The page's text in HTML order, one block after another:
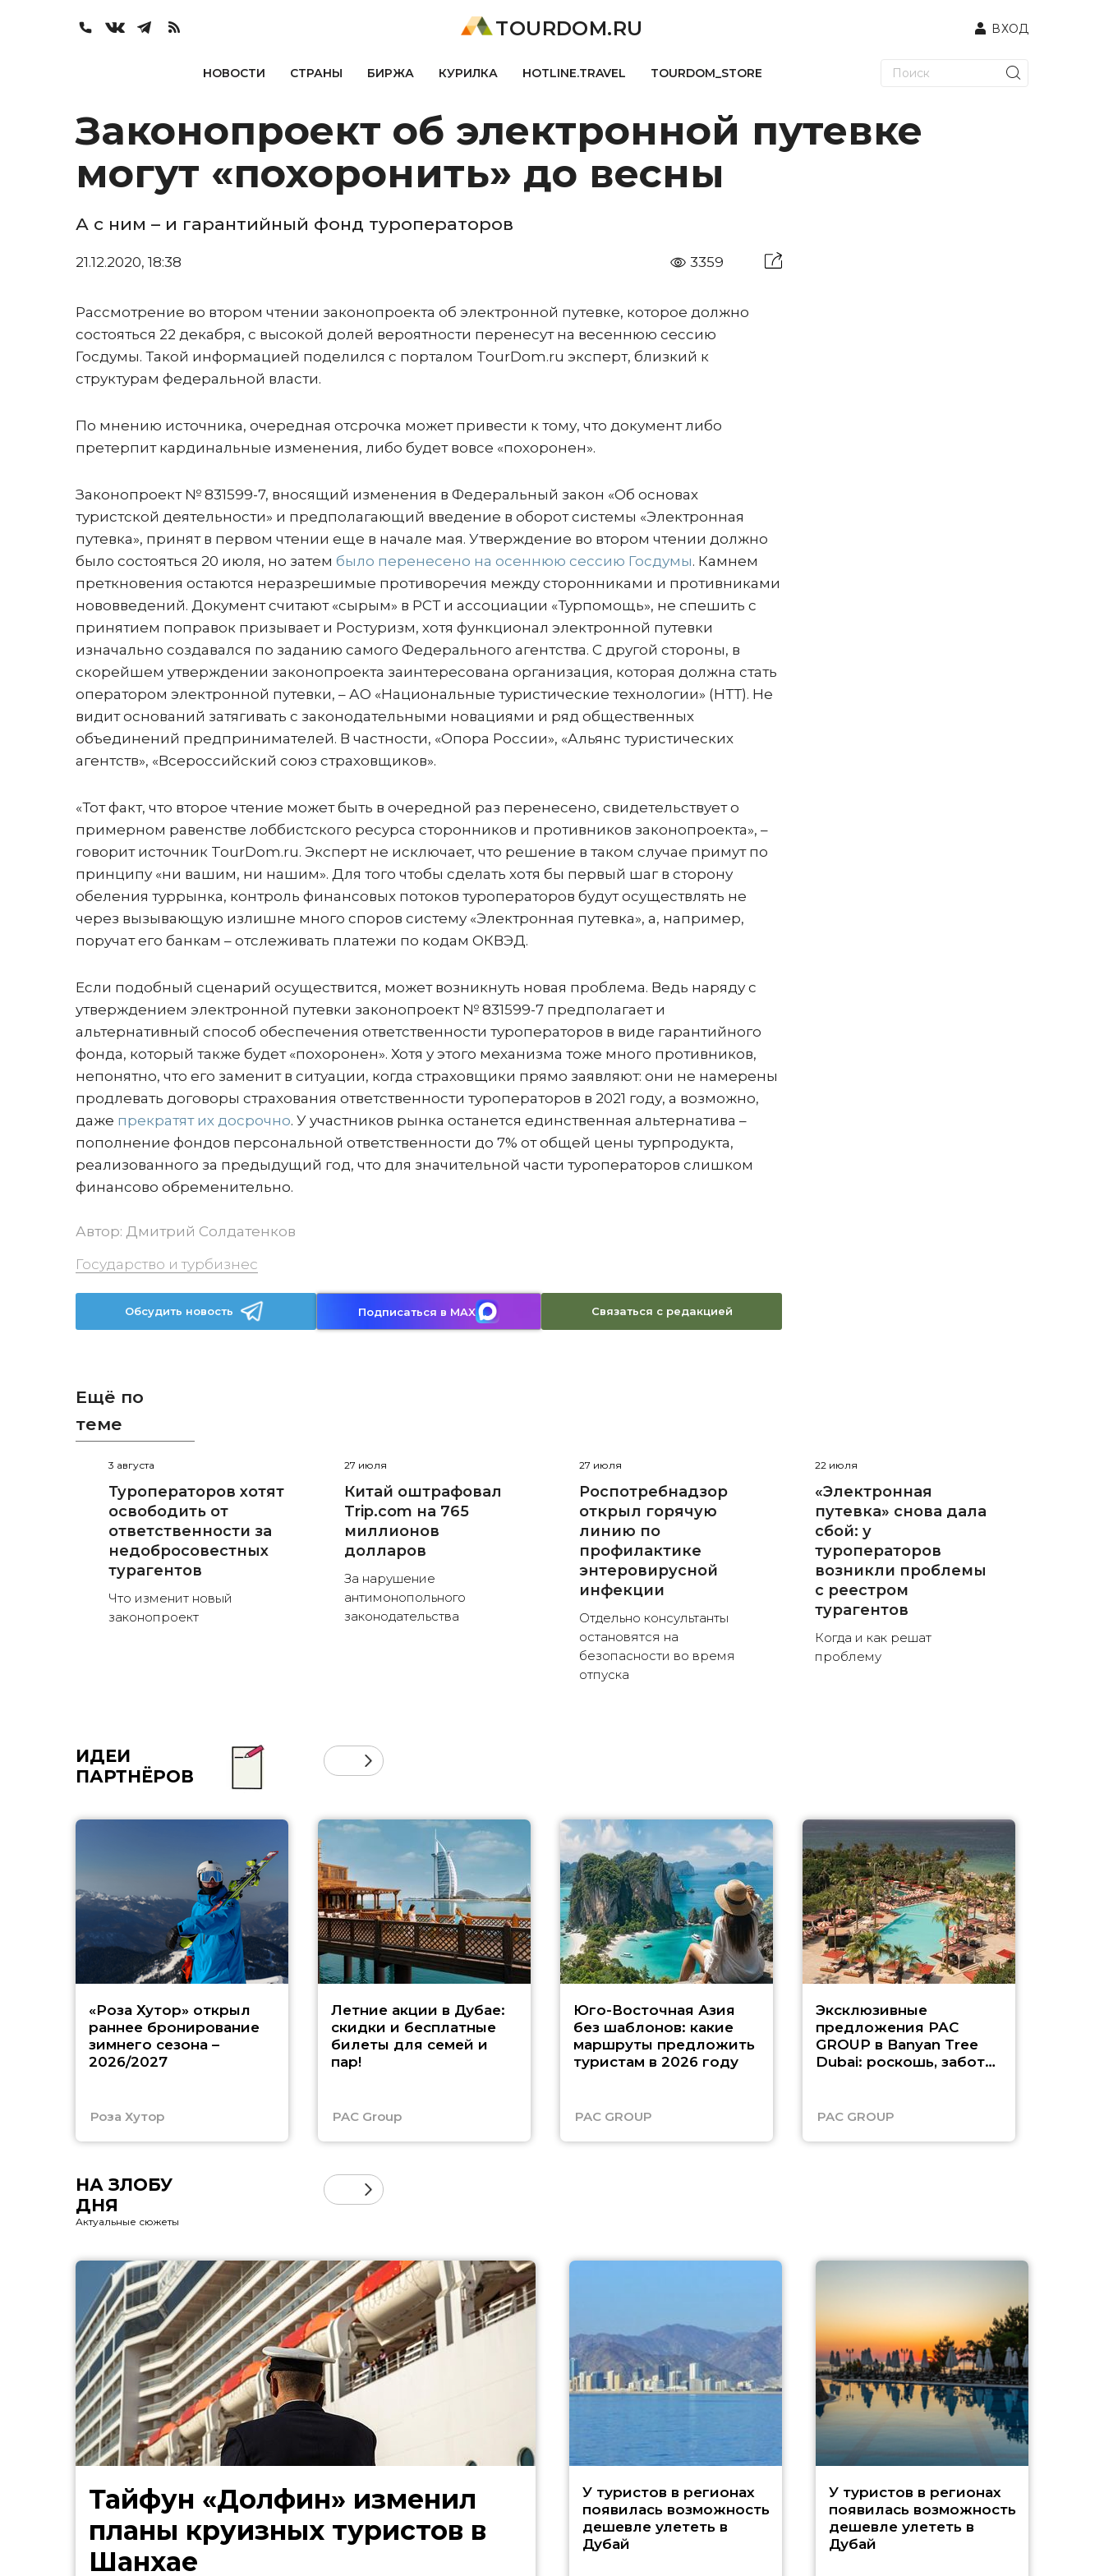
TOURDOM.RU ВХОД
НОВОСТИ СТРАНЫ БИРЖА КУРИЛКА HOTLINE.TRAVEL TOURDOM_STORE
Законопроект об электронной путевке
могут «похоронить» до весны
А с ним – и гарантийный фонд туроператоров
21.12.2020, 18:38 3359
Рассмотрение во втором чтении законопроекта об электронной путевке, которое должно
состояться 22 декабря, с высокой долей вероятности перенесут на весеннюю сессию
Госдумы. Такой информацией поделился с порталом TourDom.ru эксперт, близкий к
структурам федеральной власти.
По мнению источника, очередная отсрочка может привести к тому, что документ либо
претерпит кардинальные изменения, либо будет вовсе «похоронен».
Законопроект № 831599-7, вносящий изменения в Федеральный закон «Об основах
туристской деятельности» и предполагающий введение в оборот системы «Электронная
путевка», принят в первом чтении еще в начале мая. Утверждение во втором чтении должно
было состояться 20 июля, но затем было перенесено на осеннюю сессию Госдумы. Камнем
преткновения остаются неразрешимые противоречия между сторонниками и противниками
нововведений. Документ считают «сырым» в РСТ и ассоциации «Турпомощь», не спешить с
принятием поправок призывает и Ростуризм, хотя функционал электронной путевки
изначально создавался по заданию самого Федерального агентства. С другой стороны, в
скорейшем утверждении законопроекта заинтересована организация, которая должна стать
оператором электронной путевки, – АО «Национальные туристические технологии» (НТТ). Не
видит оснований затягивать с законодательными новациями и ряд общественных
объединений предпринимателей. В частности, «Опора России», «Альянс туристических
агентств», «Всероссийский союз страховщиков».
«Тот факт, что второе чтение может быть в очередной раз перенесено, свидетельствует о
примерном равенстве лоббистского ресурса сторонников и противников законопроекта», –
говорит источник TourDom.ru. Эксперт не исключает, что решение в таком случае примут по
принципу «ни вашим, ни нашим». Для того чтобы сделать хотя бы первый шаг в сторону
обеления туррынка, контроль финансовых потоков туроператоров будут осуществлять не
через вызывающую излишне много споров систему «Электронная путевка», а, например,
поручат его банкам – отслеживать платежи по кодам ОКВЭД.
Если подобный сценарий осуществится, может возникнуть новая проблема. Ведь наряду с
утверждением электронной путевки законопроект № 831599-7 предполагает и
альтернативный способ обеспечения ответственности туроператоров в виде гарантийного
фонда, который также будет «похоронен». Хотя у этого механизма тоже много противников,
непонятно, что его заменит в ситуации, когда страховщики прямо заявляют: они не намерены
продлевать договоры страхования ответственности туроператоров в 2021 году, а возможно,
даже прекратят их досрочно. У участников рынка останется единственная альтернатива –
пополнение фондов персональной ответственности до 7% от общей цены турпродукта,
реализованного за предыдущий год, что для значительной части туроператоров слишком
финансово обременительно.
Автор: Дмитрий Солдатенков
Государство и турбизнес
Обсудить новость Подписаться в MAX Связаться с редакцией
Ещё по
теме
3 августа
Туроператоров хотят
освободить от
ответственности за
недобросовестных
турагентов
Что изменит новый
законопроект
27 июля
Китай оштрафовал
Trip.com на 765
миллионов
долларов
За нарушение
антимонопольного
законодательства
27 июля
Роспотребнадзор
открыл горячую
линию по
профилактике
энтеровирусной
инфекции
Отдельно консультанты
остановятся на
безопасности во время
отпуска
22 июля
«Электронная
путевка» снова дала
сбой: у
туроператоров
возникли проблемы
с реестром
турагентов
Когда и как решат
проблему
ИДЕИ
ПАРТНЁРОВ
«Роза Хутор» открыл
раннее бронирование
зимнего сезона –
2026/2027
Роза Хутор
Летние акции в Дубае:
скидки и бесплатные
билеты для семей и
пар!
PAC Group
Юго-Восточная Азия
без шаблонов: какие
маршруты предложить
туристам в 2026 году
PAC GROUP
Эксклюзивные
предложения PAC
GROUP в Banyan Tree
Dubai: роскошь, забота
PAC GROUP
НА ЗЛОБУ
ДНЯ
Актуальные сюжеты
Тайфун «Долфин» изменил
планы круизных туристов в
Шанхае
У туристов в регионах
появилась возможность
дешевле улететь в
Дубай
У туристов в регионах
появилась возможность
дешевле улететь в
Дубай